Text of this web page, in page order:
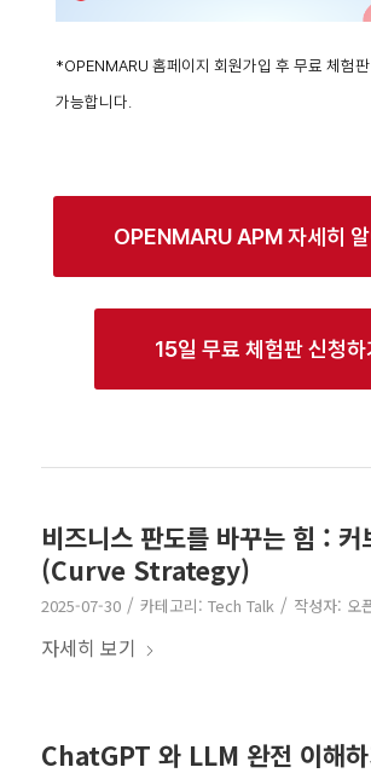
*OPENMARU 홈페이지 회원가입 후 무료 체험
가능합니다.
OPENMARU APM 자세히
15일 무료 체험판 신청하
비즈니스 판도를 바꾸는 힘 : 커
(Curve Strategy)
2025-07-30 / 카테고리: Tech Talk / 작성자: 오
자세히 보기
ChatGPT 와 LLM 완전 이해